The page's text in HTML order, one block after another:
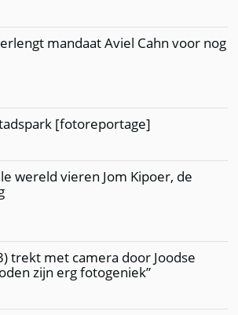
mandaat Aviel Cahn voor nog
[fotoreportage]
wereld vieren Jom Kipoer, de
trekt met camera door Joodse
zijn erg fotogeniek”